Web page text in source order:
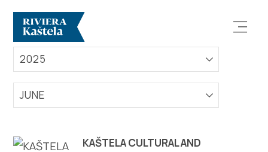
Explore
EVENTS
2025
JUNE
KAŠTELA CULTURAL AND